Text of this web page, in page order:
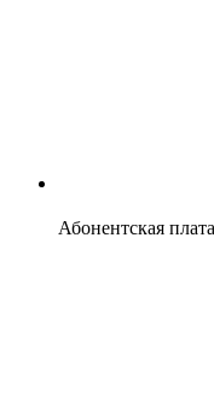
Абонентская плата